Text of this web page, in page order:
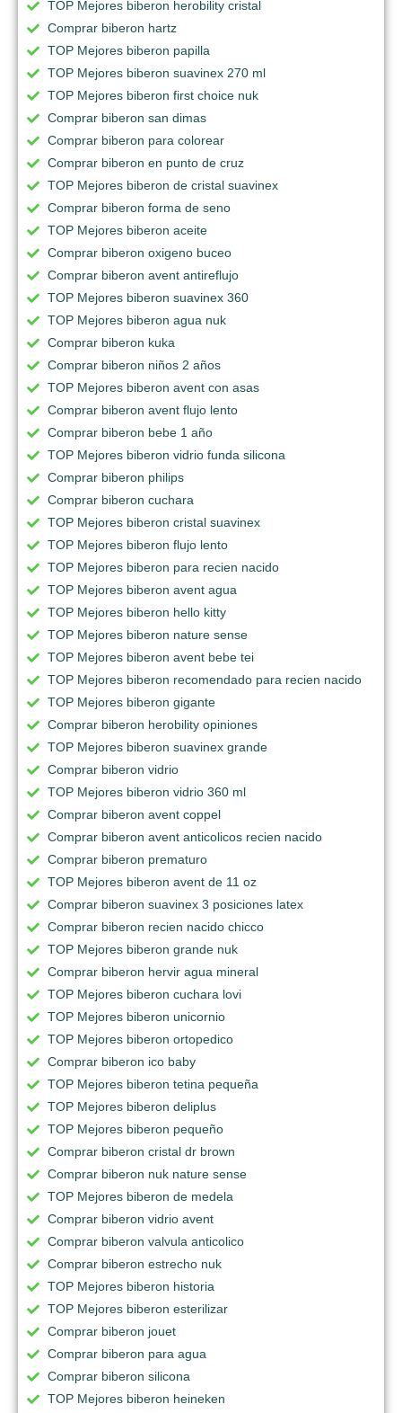
TOP Mejores biberon herobility cristal
Comprar biberon hartz
TOP Mejores biberon papilla
TOP Mejores biberon suavinex 270 ml
TOP Mejores biberon first choice nuk
Comprar biberon san dimas
Comprar biberon para colorear
Comprar biberon en punto de cruz
TOP Mejores biberon de cristal suavinex
Comprar biberon forma de seno
TOP Mejores biberon aceite
Comprar biberon oxigeno buceo
Comprar biberon avent antireflujo
TOP Mejores biberon suavinex 360
TOP Mejores biberon agua nuk
Comprar biberon kuka
Comprar biberon niños 2 años
TOP Mejores biberon avent con asas
Comprar biberon avent flujo lento
Comprar biberon bebe 1 año
TOP Mejores biberon vidrio funda silicona
Comprar biberon philips
Comprar biberon cuchara
TOP Mejores biberon cristal suavinex
TOP Mejores biberon flujo lento
TOP Mejores biberon para recien nacido
TOP Mejores biberon avent agua
TOP Mejores biberon hello kitty
TOP Mejores biberon nature sense
TOP Mejores biberon avent bebe tei
TOP Mejores biberon recomendado para recien nacido
TOP Mejores biberon gigante
Comprar biberon herobility opiniones
TOP Mejores biberon suavinex grande
Comprar biberon vidrio
TOP Mejores biberon vidrio 360 ml
Comprar biberon avent coppel
Comprar biberon avent anticolicos recien nacido
Comprar biberon prematuro
TOP Mejores biberon avent de 11 oz
Comprar biberon suavinex 3 posiciones latex
Comprar biberon recien nacido chicco
TOP Mejores biberon grande nuk
Comprar biberon hervir agua mineral
TOP Mejores biberon cuchara lovi
TOP Mejores biberon unicornio
TOP Mejores biberon ortopedico
Comprar biberon ico baby
TOP Mejores biberon tetina pequeña
TOP Mejores biberon deliplus
TOP Mejores biberon pequeño
Comprar biberon cristal dr brown
Comprar biberon nuk nature sense
TOP Mejores biberon de medela
Comprar biberon vidrio avent
Comprar biberon valvula anticolico
Comprar biberon estrecho nuk
TOP Mejores biberon historia
TOP Mejores biberon esterilizar
Comprar biberon jouet
Comprar biberon para agua
Comprar biberon silicona
TOP Mejores biberon heineken